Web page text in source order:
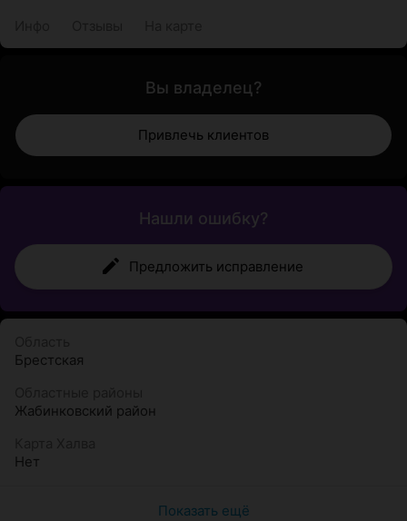
Вы владелец?
Привлечь клиентов
Нашли ошибку?
Предложить исправление
Брестская
Жабинковский район
Нет
Показать ещё